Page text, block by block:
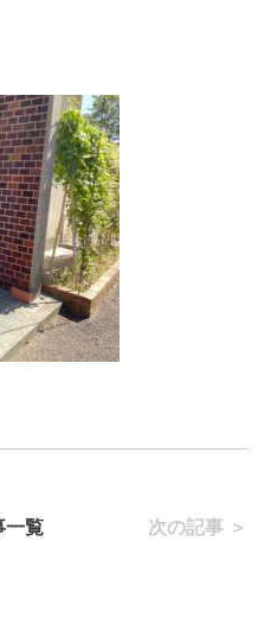
一覧 次の記事 ＞